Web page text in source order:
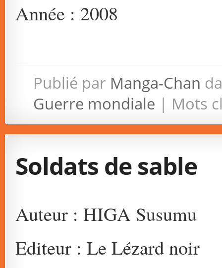
Année : 2008
Publié par Manga-Chan
Guerre mondiale | Mots
Soldats de sable
Auteur : HIGA Susumu
Editeur : Le Lézard noir